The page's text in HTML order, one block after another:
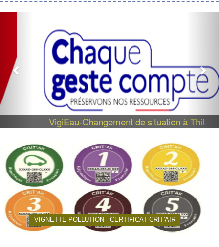
VigiEau-Changement de situation à Thil
VIGNETTE POLLUTION - CERTIFICAT CRIT'AIR